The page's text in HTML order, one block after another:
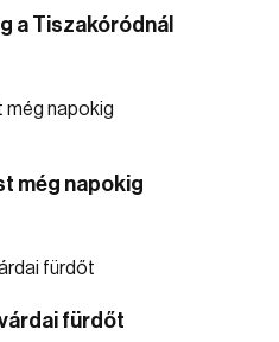
a Tiszakóródnál
még napokig
fürdőt